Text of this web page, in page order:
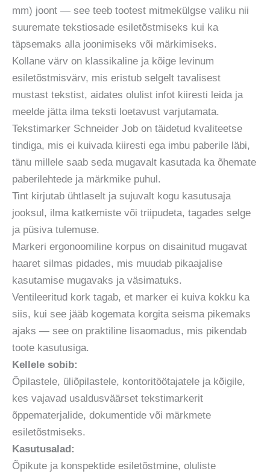
mm) joont — see teeb tootest mitmekülgse valiku nii
suuremate tekstiosade esiletõstmiseks kui ka
täpsemaks alla joonimiseks või märkimiseks.
Kollane värv on klassikaline ja kõige levinum
esiletõstmisvärv, mis eristub selgelt tavalisest
mustast tekstist, aidates olulist infot kiiresti leida ja
meelde jätta ilma teksti loetavust varjutamata.
Tekstimarker Schneider Job on täidetud kvaliteetse
tindiga, mis ei kuivada kiiresti ega imbu paberile läbi,
tänu millele saab seda mugavalt kasutada ka õhemate
paberilehtede ja märkmike puhul.
Tint kirjutab ühtlaselt ja sujuvalt kogu kasutusaja
jooksul, ilma katkemiste või triipudeta, tagades selge
ja püsiva tulemuse.
Markeri ergonoomiline korpus on disainitud mugavat
haaret silmas pidades, mis muudab pikaajalise
kasutamise mugavaks ja väsimatuks.
Ventileeritud kork tagab, et marker ei kuiva kokku ka
siis, kui see jääb kogemata korgita seisma pikemaks
ajaks — see on praktiline lisaomadus, mis pikendab
toote kasutusiga.
Kellele sobib:
Õpilastele, üliõpilastele, kontoritöötajatele ja kõigile,
kes vajavad usaldusväärset tekstimarkerit
õppematerjalide, dokumentide või märkmete
esiletõstmiseks.
Kasutusalad:
Õpikute ja konspektide esiletõstmine, oluliste